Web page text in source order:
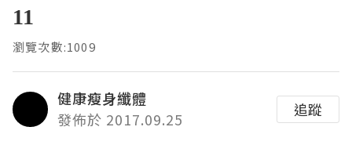
11
瀏覽次數:1009
健康瘦身纖體
發佈於 2017.09.25
追蹤